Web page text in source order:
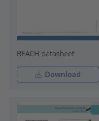
REACH datasheet
Download